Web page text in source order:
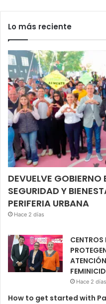
Lo más reciente
DEVUELVE GOBIERNO
SEGURIDAD Y
PERIFERIA URBANA
Hace 2 días
Hace 2 días
How to get started with